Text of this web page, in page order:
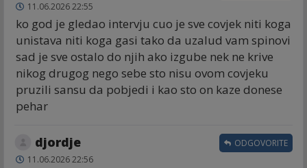
11.06.2026 22:55
ko god je gledao intervju cuo je sve covjek niti koga
unistava niti koga gasi tako da uzalud vam spinovi
sad je sve ostalo do njih ako izgube nek ne krive
nikog drugog nego sebe sto nisu ovom covjeku
pruzili sansu da pobjedi i kao sto on kaze donese
pehar
djordje
11.06.2026 22:56
ODGOVORITE